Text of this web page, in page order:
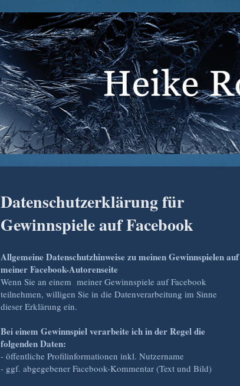
Datenschutzerklärung für
Gewinnspiele auf Facebook
Allgemeine Datenschutzhinweise zu meinen Gewinnspielen auf
meiner Facebook-Autorenseite
Wenn Sie an einem meiner Gewinnspiele auf Facebook
teilnehmen, willigen Sie in die Datenverarbeitung im Sinne
dieser Erklärung ein.
Bei einem Gewinnspiel verarbeite ich in der Regel die
folgenden Daten:
- öffentliche Profilinformationen inkl. Nutzername
- ggf. abgegebener Facebook-Kommentar (Text und Bild)